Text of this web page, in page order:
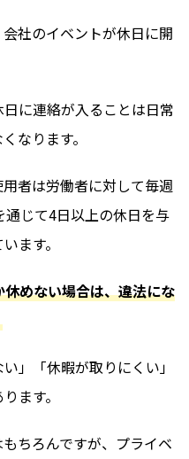
社のイベントが休日に開
に連絡が入ることは日常
なります。
者は労働者に対して毎週
じて4日以上の休日を与
ます。
めない場合は、違法にな
」「休暇が取りにくい」
ます。
ちろんですが、プライベ